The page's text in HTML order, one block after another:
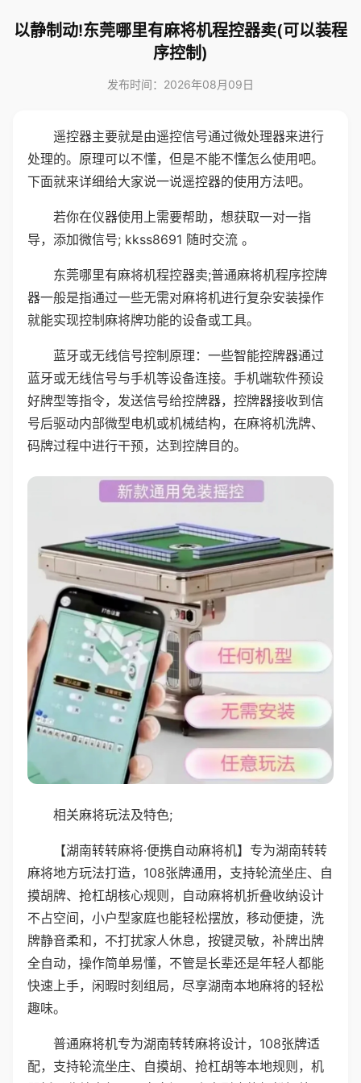
以静制动!东莞哪里有麻将机程控器卖(可以装程
序控制)
发布时间：2026年08月09日
遥控器主要就是由遥控信号通过微处理器来进行
处理的。原理可以不懂，但是不能不懂怎么使用吧。
下面就来详细给大家说一说遥控器的使用方法吧。
若你在仪器使用上需要帮助，想获取一对一指
导，添加微信号; kkss8691 随时交流 。
东莞哪里有麻将机程控器卖;普通麻将机程序控牌
器一般是指通过一些无需对麻将机进行复杂安装操作
就能实现控制麻将牌功能的设备或工具。
蓝牙或无线信号控制原理：一些智能控牌器通过
蓝牙或无线信号与手机等设备连接。手机端软件预设
好牌型等指令，发送信号给控牌器，控牌器接收到信
号后驱动内部微型电机或机械结构，在麻将机洗牌、
码牌过程中进行干预，达到控牌目的。
相关麻将玩法及特色;
【湖南转转麻将·便携自动麻将机】专为湖南转转
麻将地方玩法打造，108张牌通用，支持轮流坐庄、自
摸胡牌、抢杠胡核心规则，自动麻将机折叠收纳设计
不占空间，小户型家庭也能轻松摆放，移动便捷，洗
牌静音柔和，不打扰家人休息，按键灵敏，补牌出牌
全自动，操作简单易懂，不管是长辈还是年轻人都能
快速上手，闲暇时刻组局，尽享湖南本地麻将的轻松
趣味。
普通麻将机专为湖南转转麻将设计，108张牌适
配，支持轮流坐庄、自摸胡、抢杠胡等本地规则，机